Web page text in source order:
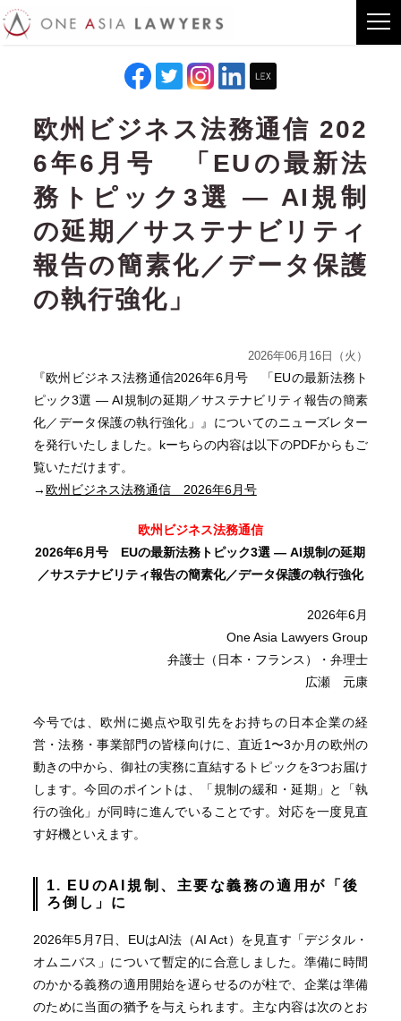
欧州ビジネス法務通信 202
6年6月号 「EUの最新法
務トピック3選 ― AI規制
の延期／サステナビリティ
報告の簡素化／データ保護
の執行強化」
2026年06月16日（火）
『欧州ビジネス法務通信2026年6月号 「EUの最新法務ト
ピック3選 ― AI規制の延期／サステナビリティ報告の簡素
化／データ保護の執行強化」』についてのニューズレター
を発行いたしました。kーちらの内容は以下のPDFからもご
覧いただけます。
→欧州ビジネス法務通信 2026年6月号
欧州ビジネス法務通信
2026年6月号 EUの最新法務トピック3選 ― AI規制の延期
／サステナビリティ報告の簡素化／データ保護の執行強化
2026年6月
One Asia Lawyers Group
弁護士（日本・フランス）・弁理士
広瀬 元康
今号では、欧州に拠点や取引先をお持ちの日本企業の経
営・法務・事業部門の皆様向けに、直近1〜3か月の欧州の
動きの中から、御社の実務に直結するトピックを3つお届け
します。今回のポイントは、「規制の緩和・延期」と「執
行の強化」が同時に進んでいることです。対応を一度見直
す好機といえます。
1. EU のAI 規制、主要な義務の適用が「後
ろ倒し」に
2026年5月7日、EUはAI法（AI Act）を見直す「デジタル・
オムニバス」について暫定的に合意しました。準備に時間
のかかる義務の適用開始を遅らせるのが柱で、企業は準備
のために当面の猶予を与えられます。主な内容は次のとお